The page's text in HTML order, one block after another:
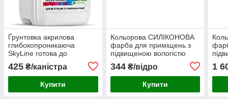
Ґрунтовка акрилова
глибокопроникаюча
SkyLine готова до
425 ₴/каністра
Купити
Кольорова СИЛІКОНОВА
фарба для приміщень з
підвищеною вологістю
матова емаль SkyLine
Кремін 1 л
344₴/відро
Купити
1